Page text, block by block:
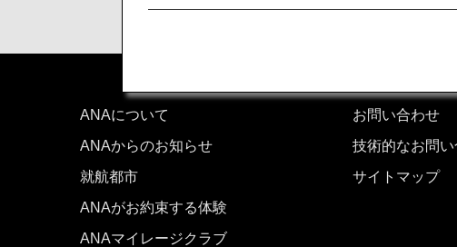
ANAについて
ANAからのお知らせ
就航都市
ANAがお約束する体験
ANAマイレージクラブ
お問い合わせ
技術的なお問い
サイトマップ